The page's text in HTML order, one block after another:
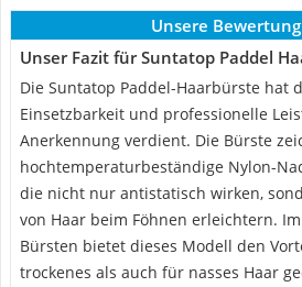
Unsere
Unser Fazit für Suntatop Paddel
Die Suntatop Paddel-Haarbürste hat
Einsetzbarkeit und professionelle
Anerkennung verdient. Die Bürste
hochtemperaturbeständige Nylon-
die nicht nur antistatisch wirken,
von Haar beim Föhnen erleichtern.
Bürsten bietet dieses Modell den
trockenes als auch für nasses Haar